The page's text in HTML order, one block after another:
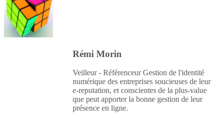
Rémi Morin
Veilleur - Référenceur Gestion de l'identité
numérique des entreprises soucieuses de leur
e-reputation, et conscientes de la plus-value
que peut apporter la bonne gestion de leur
présence en ligne.